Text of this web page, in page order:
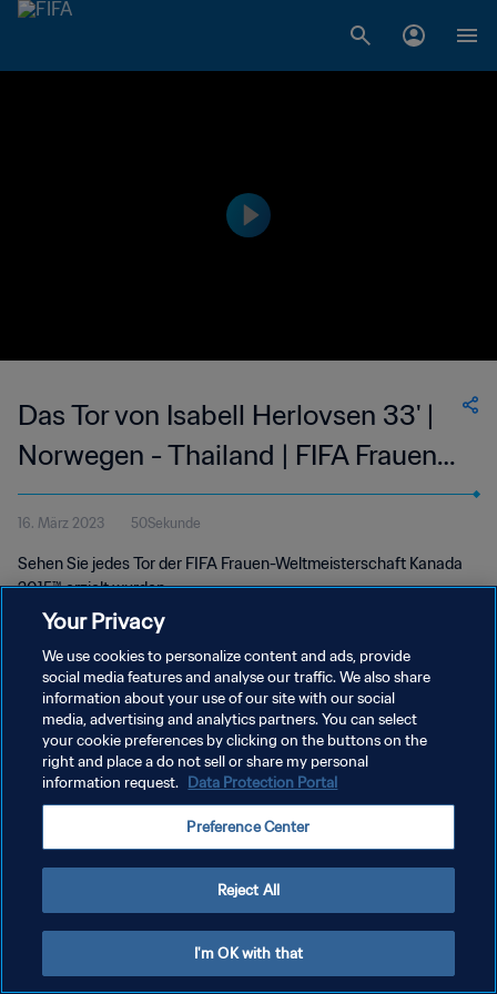
Das Tor von Isabell Herlovsen 33' |
Norwegen - Thailand | FIFA Frauen-
Weltmeisterschaft Kanada 2015™
16. März 2023 50Sekunde
Sehen Sie jedes Tor der FIFA Frauen-Weltmeisterschaft Kanada
2015™ erzielt wurden.
DATENSCHUTZ
NUTZUNGSBEDINGUNGEN
COOKIE-EINSTELLUNGEN VERWALTEN
Your Privacy
We use cookies to personalize content and ads, provide
social media features and analyse our traffic. We also share
information about your use of our site with our social
media, advertising and analytics partners. You can select
your cookie preferences by clicking on the buttons on the
right and place a do not sell or share my personal
information request. Data Protection Portal
Preference Center
Reject All
I'm OK with that